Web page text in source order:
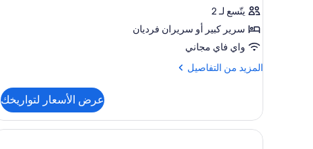
يتّسع لـ 2
سرير كبير‫‬ أو سريران فرديان
واي فاي مجاني
المزيد من التفاصيل
المزيد
Standard
Double
Or
عرض الأسعار لتواريخك